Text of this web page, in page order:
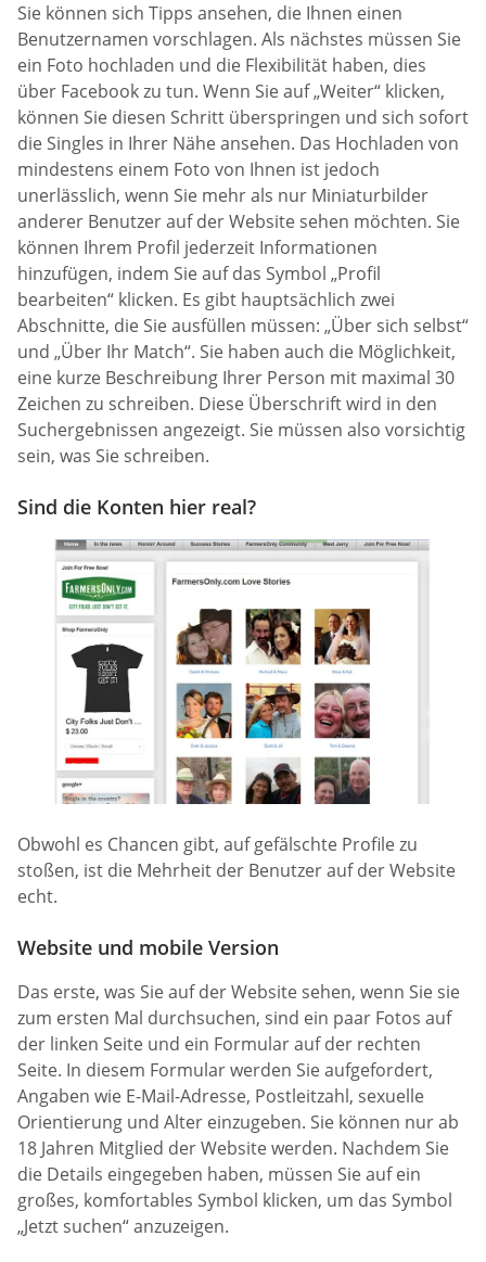
Sie können sich Tipps ansehen, die Ihnen einen
Benutzernamen vorschlagen. Als nächstes müssen Sie
ein Foto hochladen und die Flexibilität haben, dies
über Facebook zu tun. Wenn Sie auf „Weiter“ klicken,
können Sie diesen Schritt überspringen und sich sofort
die Singles in Ihrer Nähe ansehen. Das Hochladen von
mindestens einem Foto von Ihnen ist jedoch
unerlässlich, wenn Sie mehr als nur Miniaturbilder
anderer Benutzer auf der Website sehen möchten. Sie
können Ihrem Profil jederzeit Informationen
hinzufügen, indem Sie auf das Symbol „Profil
bearbeiten“ klicken. Es gibt hauptsächlich zwei
Abschnitte, die Sie ausfüllen müssen: „Über sich selbst“
und „Über Ihr Match“. Sie haben auch die Möglichkeit,
eine kurze Beschreibung Ihrer Person mit maximal 30
Zeichen zu schreiben. Diese Überschrift wird in den
Suchergebnissen angezeigt. Sie müssen also vorsichtig
sein, was Sie schreiben.
Sind die Konten hier real?
Obwohl es Chancen gibt, auf gefälschte Profile zu
stoßen, ist die Mehrheit der Benutzer auf der Website
echt.
Website und mobile Version
Das erste, was Sie auf der Website sehen, wenn Sie sie
zum ersten Mal durchsuchen, sind ein paar Fotos auf
der linken Seite und ein Formular auf der rechten
Seite. In diesem Formular werden Sie aufgefordert,
Angaben wie E-Mail-Adresse, Postleitzahl, sexuelle
Orientierung und Alter einzugeben. Sie können nur ab
18 Jahren Mitglied der Website werden. Nachdem Sie
die Details eingegeben haben, müssen Sie auf ein
großes, komfortables Symbol klicken, um das Symbol
„Jetzt suchen“ anzuzeigen.